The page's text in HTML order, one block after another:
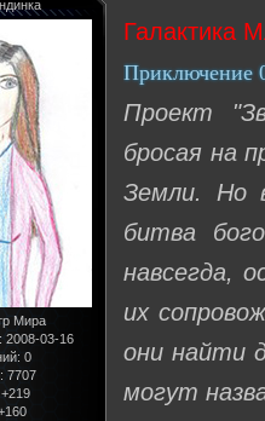
Мира
2008-03-16
0
7707
+219
Галактика
Приключение
Проект
бросая на
Земли. Но
битва
навсегда,
их
они найти
могут